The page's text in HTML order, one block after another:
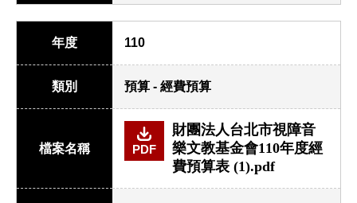
年度 110
類別 預算 - 經費預算
檔案名稱 PDF
財團法人台北市視障音
樂文教基金會110年度經
費預算表 (1).pdf